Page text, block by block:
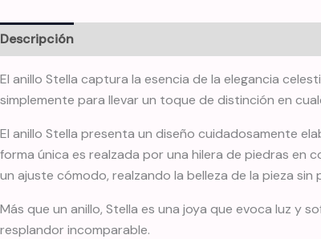
Descripción
El anillo Stella captura la esencia de la elegancia
simplemente para llevar un toque de distinción en
El anillo Stella presenta un diseño cuidadosamente
forma única es realzada por una hilera de piedras en
un ajuste cómodo, realzando la belleza de la pieza
Más que un anillo, Stella es una joya que evoca luz y
resplandor incomparable.